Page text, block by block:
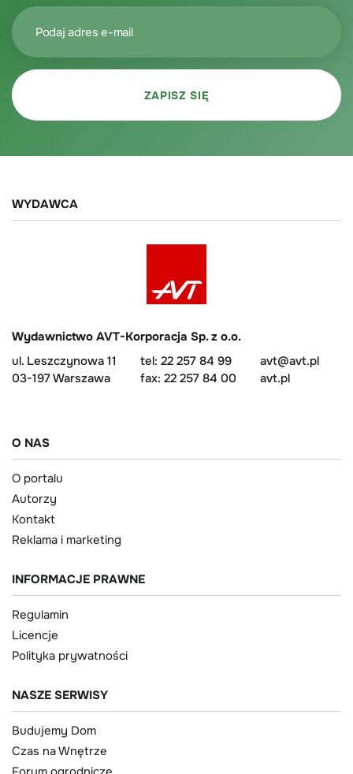
WYDAWCA
Wydawnictwo AVT-Korporacja Sp. z o.o.
ul. Leszczynowa 11
03-197 Warszawa
tel: 22 257 84 99
fax: 22 257 84 00
avt@avt.pl
avt.pl
O NAS
O portalu
Autorzy
Kontakt
Reklama i marketing
INFORMACJE PRAWNE
Regulamin
Licencje
Polityka prywatności
NASZE SERWISY
Budujemy Dom
Czas na Wnętrze